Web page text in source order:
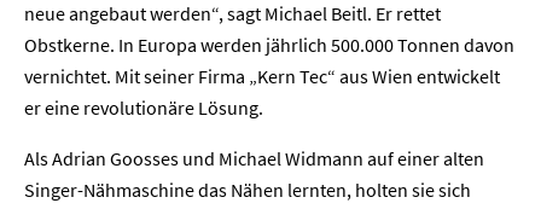
neue angebaut werden“, sagt Michael Beitl. Er rettet
Obstkerne. In Europa werden jährlich 500.000 Tonnen davon
vernichtet. Mit seiner Firma „Kern Tec“ aus Wien entwickelt
er eine revolutionäre Lösung.
Als Adrian Goosses und Michael Widmann auf einer alten
Singer-Nähmaschine das Nähen lernten, holten sie sich